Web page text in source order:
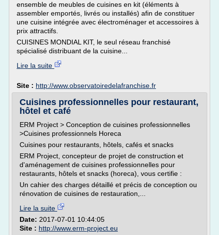
ensemble de meubles de cuisines en kit (éléments à
assembler emportés, livrés ou installés) afin de constituer
une cuisine intégrée avec électroménager et accessoires à
prix attractifs.
CUISINES MONDIAL KIT, le seul réseau franchisé
spécialisé distribuant de la cuisine...
Lire la suite
Site : http://www.observatoiredelafranchise.fr
Cuisines professionnelles pour restaurant,
hôtel et café
ERM Project > Conception de cuisines professionnelles
>Cuisines professionnels Horeca
Cuisines pour restaurants, hôtels, cafés et snacks
ERM Project, concepteur de projet de construction et
d'aménagement de cuisines professionnelles pour
restaurants, hôtels et snacks (horeca), vous certifie :
Un cahier des charges détaillé et précis de conception ou
rénovation de cuisines de restauration,...
Lire la suite
Date: 2017-07-01 10:44:05
Site : http://www.erm-project.eu